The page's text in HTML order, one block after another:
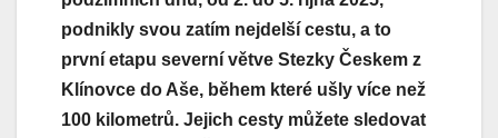
podnikly svou zatím nejdelší cestu, a to
první etapu severní větve Stezky Českem z
Klínovce do Aše, během které ušly více než
100 kilometrů. Jejich cesty můžete sledovat